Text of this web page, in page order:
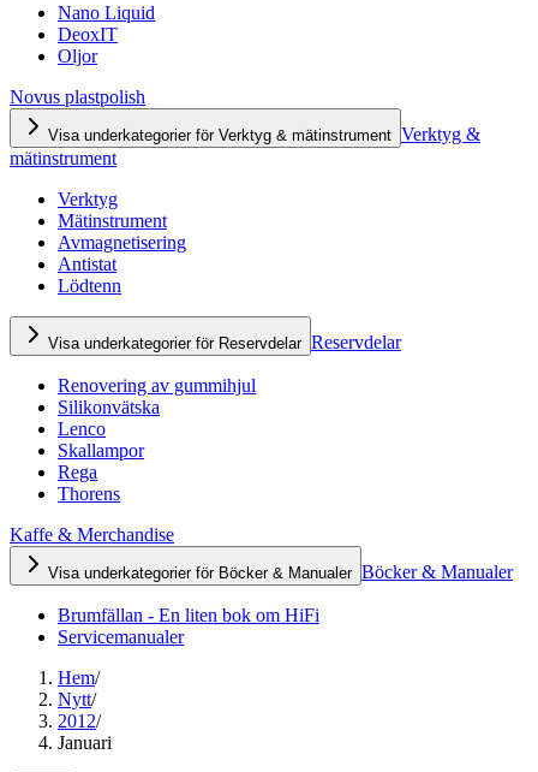
Nano Liquid
DeoxIT
Oljor
Novus plastpolish
Visa underkategorier för Verktyg & mätinstrument Verktyg &
mätinstrument
Verktyg
Mätinstrument
Avmagnetisering
Antistat
Lödtenn
Visa underkategorier för Reservdelar Reservdelar
Renovering av gummihjul
Silikonvätska
Lenco
Skallampor
Rega
Thorens
Kaffe & Merchandise
Visa underkategorier för Böcker & Manualer Böcker & Manualer
Brumfällan - En liten bok om HiFi
Servicemanualer
Hem/
Nytt/
2012/
Januari